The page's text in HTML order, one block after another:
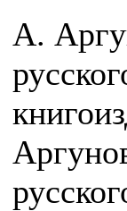
А.